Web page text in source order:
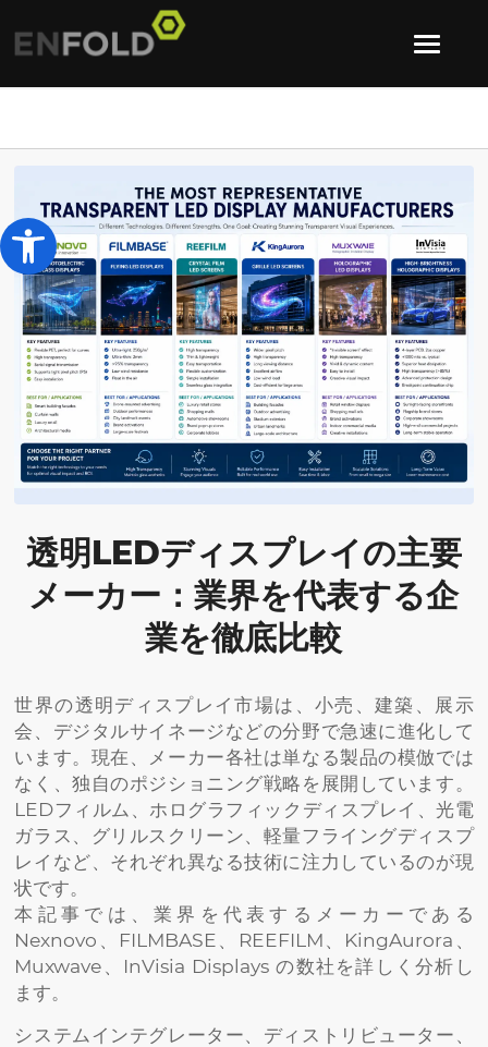
透明LEDディスプレイの主要
メーカー：業界を代表する企
業を徹底比較
世界の透明ディスプレイ市場は、小売、建築、展示
会、デジタルサイネージなどの分野で急速に進化して
います。現在、メーカー各社は単なる製品の模倣では
なく、独自のポジショニング戦略を展開しています。
LEDフィルム、ホログラフィックディスプレイ、光電
ガラス、グリルスクリーン、軽量フライングディスプ
レイなど、それぞれ異なる技術に注力しているのが現
状です。
本記事では、業界を代表するメーカーである
Nexnovo、FILMBASE、REEFILM、KingAurora、
Muxwave、InVisia Displays の数社を詳しく分析し
ます。
システムインテグレーター、ディストリビューター、
ツールバーを開く